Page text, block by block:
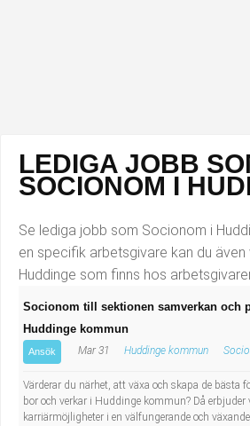
Militärt arbete
Naturbruk
Naturvetenskapligt arbete
Pedagogiskt arbete
Sanering och renhållning
Socialt arbete
Lärare i fritidshem/
Taxiförare/Taxichaufför
Läkarsekreterare/Vårdadmin/
Lastbilsförare m.fl.
Fastighetsskötare
LEDIGA JOBB
SOCIONOM I
Se lediga jobb som Socionom i
en specifik arbetsgivare kan du
Huddinge som finns hos
Socionom till sektionen samverkan och
Huddinge kommun
Ansök Mar 31 Huddinge kommun
Värderar du närhet, att växa och skapa de bästa
bor och verkar i Huddinge kommun? Då erbjuder
karriärmöjligheter i en välfungerande och